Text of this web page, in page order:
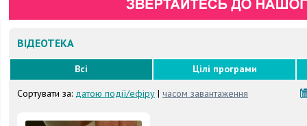
ВІДЕОТЕКА
Всі
Цілі програми
Сортувати за: датою події/ефіру | часом завантаження